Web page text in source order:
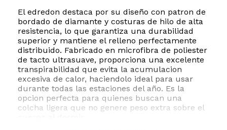
El edredon destaca por su diseño con patron de
bordado de diamante y costuras de hilo de alta
resistencia, lo que garantiza una durabilidad
superior y mantiene el relleno perfectamente
distribuido. Fabricado en microfibra de poliester
de tacto ultrasuave, proporciona una excelente
transpirabilidad que evita la acumulacion
excesiva de calor, haciendolo ideal para usar
durante todas las estaciones del año. Es la
opcion perfecta para quienes buscan una
colcha ligera que no genere peso extra sobre el